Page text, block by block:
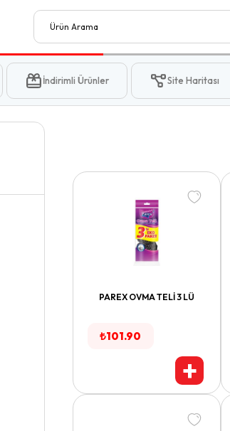
İndirimli Ürünler Site Haritası
PAREX OVMA TELİ 3 LÜ
₺101.90
+